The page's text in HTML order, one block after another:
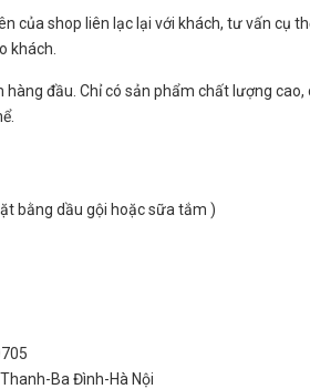
của shop liên lạc lại với khách, tư vấn cụ
khách.
đầu. Chỉ có sản phẩm chất lượng
bằng dầu gội hoặc sữa tắm )
Ba Đình-Hà Nội